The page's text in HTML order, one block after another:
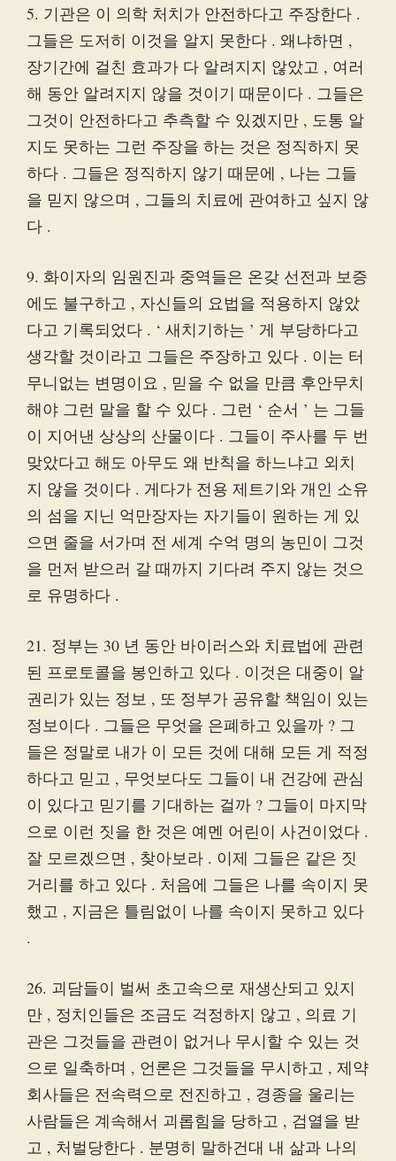
5. 기관은 이 의학 처치가 안전하다고 주장한다 .
그들은 도저히 이것을 알지 못한다 . 왜냐하면 ,
장기간에 걸친 효과가 다 알려지지 않았고 , 여러
해 동안 알려지지 않을 것이기 때문이다 . 그들은
그것이 안전하다고 추측할 수 있겠지만 , 도통 알
지도 못하는 그런 주장을 하는 것은 정직하지 못
하다 . 그들은 정직하지 않기 때문에 , 나는 그들
을 믿지 않으며 , 그들의 치료에 관여하고 싶지 않
다 .
9. 화이자의 임원진과 중역들은 온갖 선전과 보증
에도 불구하고 , 자신들의 요법을 적용하지 않았
다고 기록되었다 . ‘ 새치기하는 ’ 게 부당하다고
생각할 것이라고 그들은 주장하고 있다 . 이는 터
무니없는 변명이요 , 믿을 수 없을 만큼 후안무치
해야 그런 말을 할 수 있다 . 그런 ‘ 순서 ’ 는 그들
이 지어낸 상상의 산물이다 . 그들이 주사를 두 번
맞았다고 해도 아무도 왜 반칙을 하느냐고 외치
지 않을 것이다 . 게다가 전용 제트기와 개인 소유
의 섬을 지닌 억만장자는 자기들이 원하는 게 있
으면 줄을 서가며 전 세계 수억 명의 농민이 그것
을 먼저 받으러 갈 때까지 기다려 주지 않는 것으
로 유명하다 .
21. 정부는 30 년 동안 바이러스와 치료법에 관련
된 프로토콜을 봉인하고 있다 . 이것은 대중이 알
권리가 있는 정보 , 또 정부가 공유할 책임이 있는
정보이다 . 그들은 무엇을 은폐하고 있을까 ? 그
들은 정말로 내가 이 모든 것에 대해 모든 게 적정
하다고 믿고 , 무엇보다도 그들이 내 건강에 관심
이 있다고 믿기를 기대하는 걸까 ? 그들이 마지막
으로 이런 짓을 한 것은 예멘 어린이 사건이었다 .
잘 모르겠으면 , 찾아보라 . 이제 그들은 같은 짓
거리를 하고 있다 . 처음에 그들은 나를 속이지 못
했고 , 지금은 틀림없이 나를 속이지 못하고 있다
.
26. 괴담들이 벌써 초고속으로 재생산되고 있지
만 , 정치인들은 조금도 걱정하지 않고 , 의료 기
관은 그것들을 관련이 없거나 무시할 수 있는 것
으로 일축하며 , 언론은 그것들을 무시하고 , 제약
회사들은 전속력으로 전진하고 , 경종을 울리는
사람들은 계속해서 괴롭힘을 당하고 , 검열을 받
고 , 처벌당한다 . 분명히 말하건대 내 삶과 나의